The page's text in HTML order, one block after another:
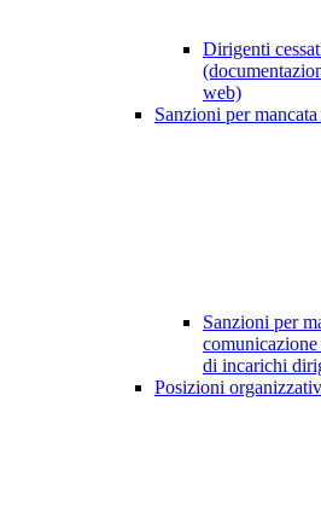
Dirigenti
web)
Sanzioni per
Sanzioni per
di incarichi
Posizioni